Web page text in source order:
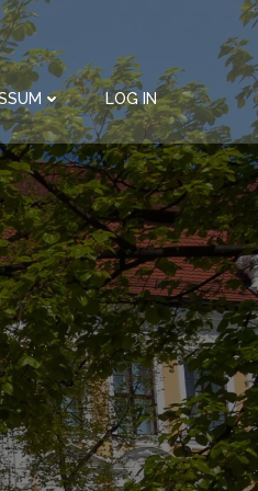
LOG IN